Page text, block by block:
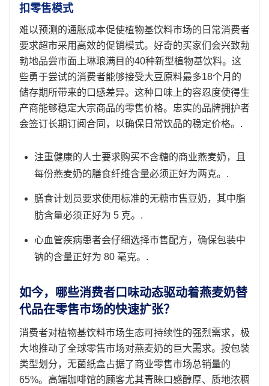
扣零售模式
难以预测的通胀成本促使植物基饮料市场的日常消费者
要求超市采用高效的促销模式。好奇的买家们会兴致勃
勃地品尝市面上琳琅满目的40种新型植物基饮料。这
些勇于尝试的消费者能够接受大豆原料最多18个月的
储存期所带来的口感差异。这种口味上的容忍度使得生
产商能够稳定大宗商品的零售价格。忠实的品牌拥护者
会签订长期订阅合同，以确保日常饮品的稳定价格。.
注重健康的人士要求购买不含糖的商业燕麦奶，且
每份燕麦奶的膳食纤维含量必须正好为两克。.
膳食计划员要求使用标准的无糖市售豆奶，其中脂
肪含量必须正好为 5 克。.
心血管疾病患者会仔细选择市售配方，确保包装中
钠的含量正好为 80 毫克。.
如今，哪些消费者口味动态驱动着燕麦奶替
代品在零售市场的快速扩张？
消费者对植物基饮料市场生态可持续性的强烈需求，极
大地推动了全球零售市场对燕麦奶的巨大需求。按包装
类型划分，无菌纸盒占据了商业零售市场总销量的
65%。高端咖啡馆的顾客尤其青睐口感醇厚、质地浓稠